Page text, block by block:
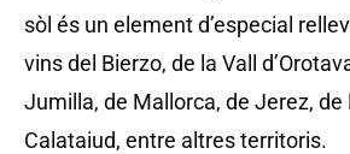
sòl és un element d’especial
vins del Bierzo, de la Vall
Jumilla, de Mallorca, de Jerez, de
Calataiud, entre altres territoris.